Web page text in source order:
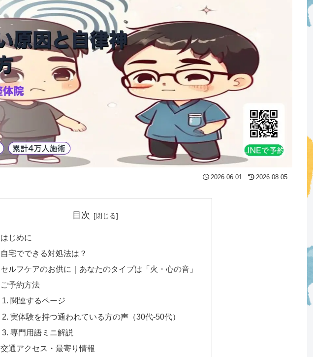
2026.06.01 2026.08.05
目次
はじめに
自宅でできる対処法は？
セルフケアのお供に｜あなたのタイプは「火・心の音」
ご予約方法
関連するページ
実体験を持つ通われている方の声（30代-50代）
専門用語ミニ解説
交通アクセス・最寄り情報